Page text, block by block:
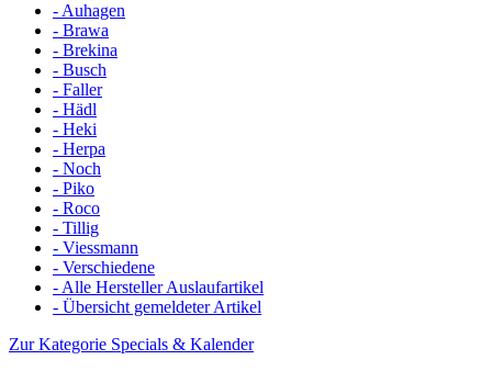
- Auhagen
- Brawa
- Brekina
- Busch
- Faller
- Hädl
- Heki
- Herpa
- Noch
- Piko
- Roco
- Tillig
- Viessmann
- Verschiedene
- Alle Hersteller Auslaufartikel
- Übersicht gemeldeter Artikel
Zur Kategorie Specials & Kalender